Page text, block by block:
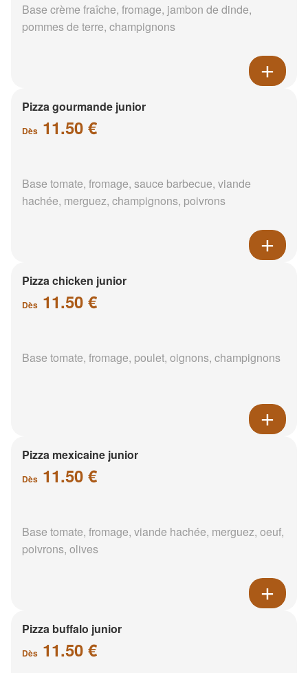
Base crème fraîche, fromage, jambon de dinde,
pommes de terre, champignons
Pizza gourmande junior
Dès 11.50 €
Base tomate, fromage, sauce barbecue, viande
hachée, merguez, champignons, poivrons
Pizza chicken junior
Dès 11.50 €
Base tomate, fromage, poulet, oignons, champignons
Pizza mexicaine junior
Dès 11.50 €
Base tomate, fromage, viande hachée, merguez, oeuf,
poivrons, olives
Pizza buffalo junior
Dès 11.50 €